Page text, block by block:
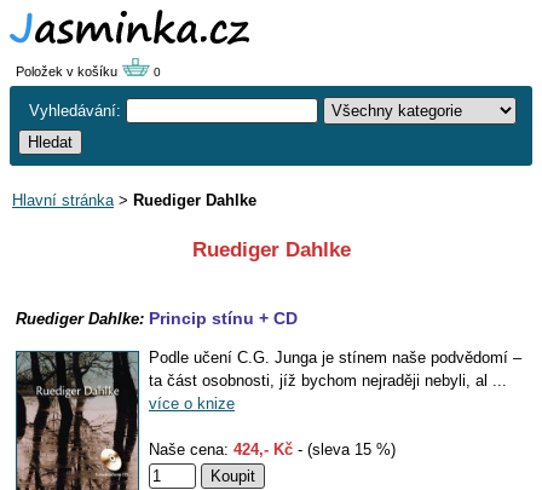
Položek v košíku 0
Vyhledávání:
Hlavní stránka> Ruediger Dahlke
Ruediger Dahlke
Ruediger Dahlke: Princip stínu + CD
Podle učení C.G. Junga je stínem naše podvědomí –
ta část osobnosti, jíž bychom nejraději nebyli, al ...
více o knize
Naše cena: 424,- Kč - (sleva 15 %)